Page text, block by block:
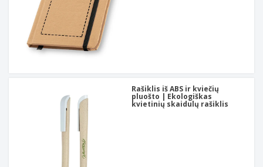
Rašiklis iš ABS ir kviečių
pluošto | Ekologiškas
kvietinių skaidulų rašiklis